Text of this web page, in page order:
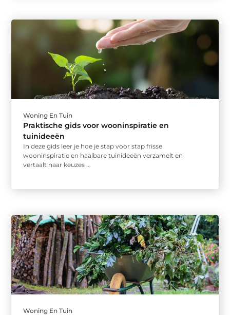
Woning En Tuin
Praktische gids voor wooninspiratie en
tuinideeën
In deze gids leer je hoe je stap voor stap frisse
wooninspiratie en haalbare tuinideeën verzamelt en
vertaalt naar keuzes ...
Woning En Tuin